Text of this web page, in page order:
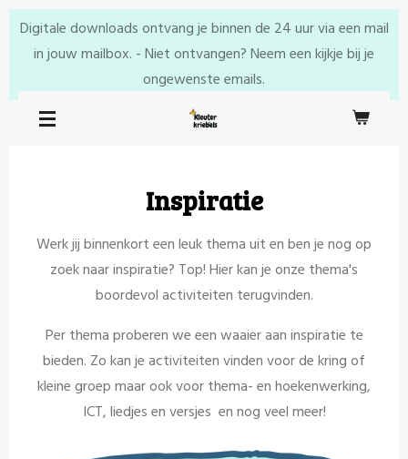
Ga
direct
de
hoofdinhoud
Digitale downloads ontvang je binnen de 24 uur via een mail
in jouw mailbox. - Niet ontvangen? Neem een kijkje bij je
ongewenste emails.
Inspiratie
Werk jij binnenkort een leuk thema uit en ben je nog op
zoek naar inspiratie? Top! Hier kan je onze thema's
boordevol activiteiten terugvinden.
Per thema proberen we een waaier aan inspiratie te
bieden. Zo kan je activiteiten vinden voor de kring of
kleine groep maar ook voor thema- en hoekenwerking,
ICT, liedjes en versjes en nog veel meer!